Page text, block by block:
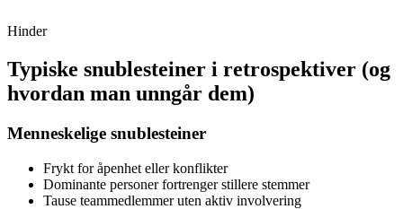
Hinder
Typiske snublesteiner i retrospektiver (og
hvordan man unngår dem)
Menneskelige snublesteiner
Frykt for åpenhet eller konflikter
Dominante personer fortrenger stillere stemmer
Tause teammedlemmer uten aktiv involvering